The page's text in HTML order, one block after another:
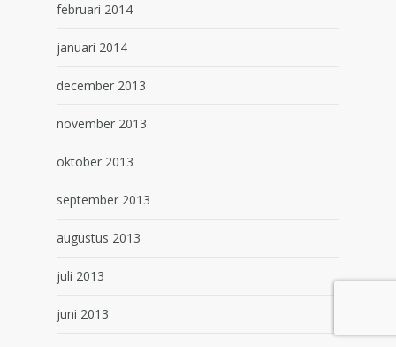
februari 2014
januari 2014
december 2013
november 2013
oktober 2013
september 2013
augustus 2013
juli 2013
juni 2013